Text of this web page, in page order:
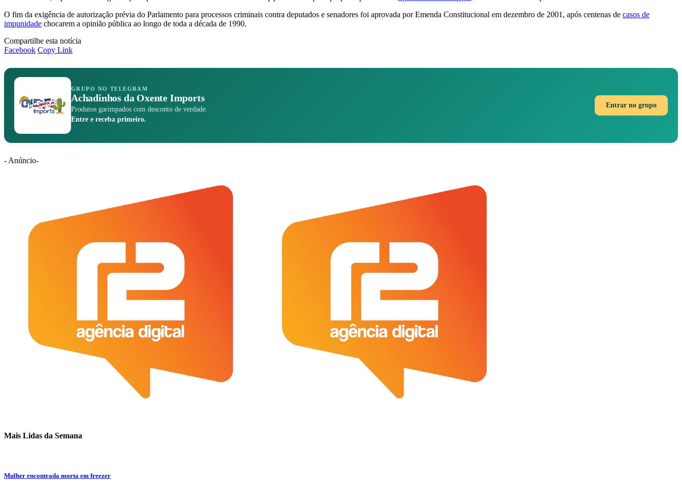
O fim da exigência de autorização prévia do Parlamento para processos criminais contra deputados e senadores foi aprovada por Emenda Constitucional em dezembro de 2001, após centenas de casos de
impunidade chocarem a opinião pública ao longo de toda a década de 1990.
Compartilhe esta notícia
Facebook Copy Link
GRUPO NO TELEGRAM
Achadinhos da Oxente Imports
Produtos garimpados com desconto de verdade.
Entre e receba primeiro.
Entrar no grupo
- Anúncio-
Mais Lidas da Semana
Mulher encontrada morta em freezer